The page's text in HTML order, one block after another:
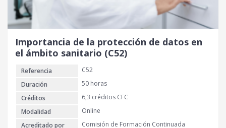
Importancia de la protección de datos en
el ámbito sanitario (C52)
Referencia
C52
Duración
50 horas
Créditos
6,3 créditos CFC
Modalidad
Online
Acreditado por
Comisión de Formación Continuada